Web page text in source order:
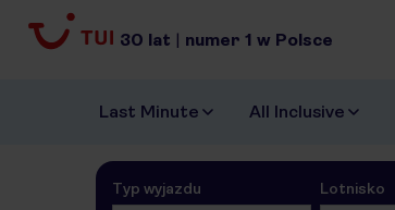
30 lat | numer 1 w Polsce
Last Minute All Inclusive
Typ wyjazdu Lotnisko